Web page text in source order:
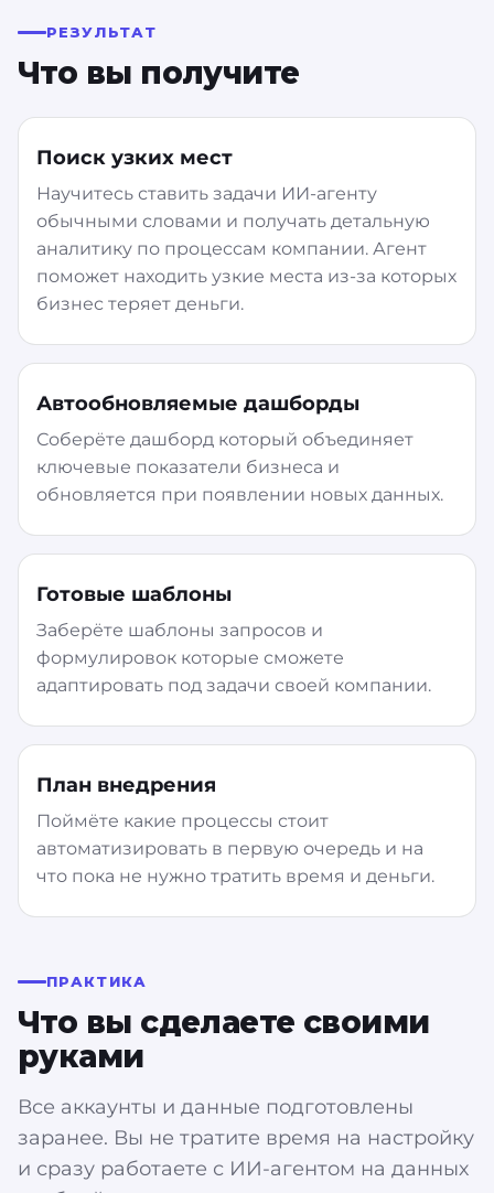
РЕЗУЛЬТАТ
Что вы получите
Поиск узких мест
Научитесь ставить задачи ИИ-агенту
обычными словами и получать детальную
аналитику по процессам компании. Агент
поможет находить узкие места из-за которых
бизнес теряет деньги.
Автообновляемые дашборды
Соберёте дашборд который объединяет
ключевые показатели бизнеса и
обновляется при появлении новых данных.
Готовые шаблоны
Заберёте шаблоны запросов и
формулировок которые сможете
адаптировать под задачи своей компании.
План внедрения
Поймёте какие процессы стоит
автоматизировать в первую очередь и на
что пока не нужно тратить время и деньги.
ПРАКТИКА
Что вы сделаете своими
руками
Все аккаунты и данные подготовлены
заранее. Вы не тратите время на настройку
и сразу работаете с ИИ-агентом на данных